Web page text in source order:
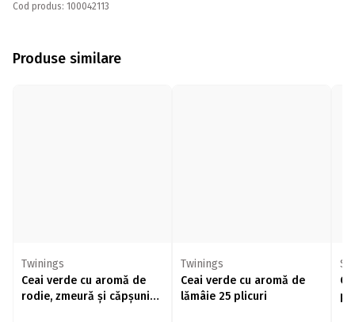
Cod produs: 100042113
Produse similare
Twinings
Ceai verde cu aromă de
rodie, zmeură și căpșuni
Twinings
Ceai verde cu aromă de
lămâie 25 plicuri